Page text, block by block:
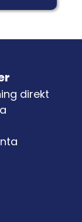
direkt